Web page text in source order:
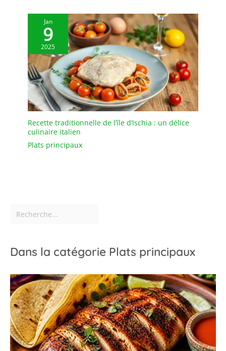
pour se faire plaisir – ce
set complet pour 6
personnes fait toujours
bonne impression !
Assiettes plates, assiettes
creuses, petites assiettes
et bols – tout ce qu'il faut
pour des repas
conviviaux en famille ou
Jan
9
2025
Recette traditionnelle de l’île d’Ischia : un délice
culinaire italien
Plats principaux
Dans la catégorie Plats principaux